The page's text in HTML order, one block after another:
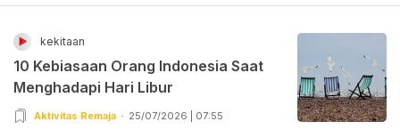
kekitaan
10 Kebiasaan Orang Indonesia Saat
Menghadapi Hari Libur
Aktivitas Remaja 25/07/2026 | 07:55